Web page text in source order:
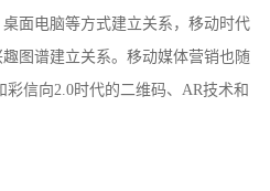
面电脑等方式建立关系，移动时代
图谱建立关系。移动媒体营销也随
信向2.0时代的二维码、AR技术和